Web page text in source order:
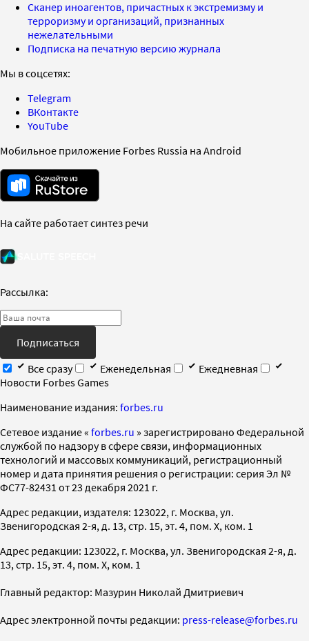
Сканер иноагентов, причастных к экстремизму и
терроризму и организаций, признанных
нежелательными
Подписка на печатную версию журнала
Мы в соцсетях:
Telegram
ВКонтакте
YouTube
Мобильное приложение Forbes Russia на Android
На сайте работает синтез речи
Рассылка:
Подписаться
Все сразу
Еженедельная
Ежедневная
Новости Forbes Games
Наименование издания: forbes.ru
Cетевое издание « forbes.ru » зарегистрировано Федеральной
службой по надзору в сфере связи, информационных
технологий и массовых коммуникаций, регистрационный
номер и дата принятия решения о регистрации: серия Эл №
ФС77-82431 от 23 декабря 2021 г.
Адрес редакции, издателя: 123022, г. Москва, ул.
Звенигородская 2-я, д. 13, стр. 15, эт. 4, пом. X, ком. 1
Адрес редакции: 123022, г. Москва, ул. Звенигородская 2-я, д.
13, стр. 15, эт. 4, пом. X, ком. 1
Главный редактор: Мазурин Николай Дмитриевич
Адрес электронной почты редакции: press-release@forbes.ru